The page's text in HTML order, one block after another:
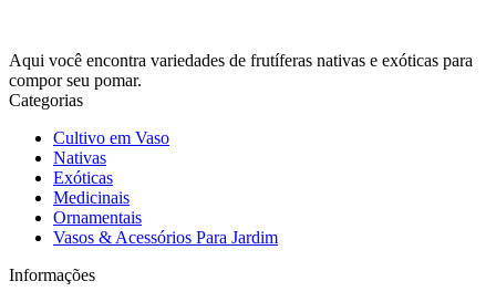
Aqui você encontra variedades de frutíferas nativas e exóticas para
compor seu pomar.
Categorias
Cultivo em Vaso
Nativas
Exóticas
Medicinais
Ornamentais
Vasos & Acessórios Para Jardim
Informações